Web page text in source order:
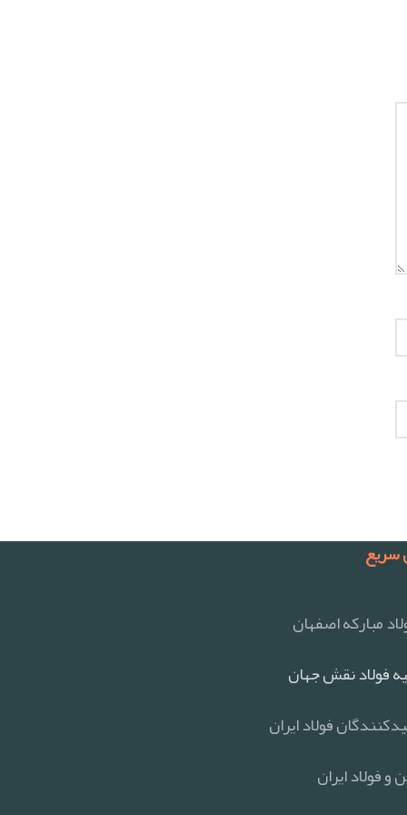
مبارکه اصفهان
فولاد نقش جهان
فولاد ایران
فولاد ایران